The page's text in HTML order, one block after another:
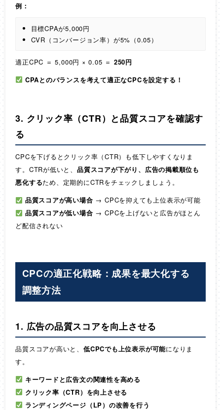
例：
目標CPAが5,000円
CVR（コンバージョン率）が5%（0.05）
適正CPC ＝ 5,000円 × 0.05 ＝ 250円
CPAとのバランスを考えて適正なCPCを設定する！
3. クリック率（CTR）と品質スコアを確認す
る
CPCを下げるとクリック率（CTR）も低下しやすくなりま
す。CTRが低いと、品質スコアが下がり、広告の掲載順位も
悪化するため、定期的にCTRをチェックしましょう。
品質スコアが高い場合 → CPCを抑えても上位表示が可能
品質スコアが低い場合 → CPCを上げないと広告がほとん
ど配信されない
CPCの適正化戦略：成果を最大化する
調整方法
1. 広告の品質スコアを向上させる
品質スコアが高いと、低CPCでも上位表示が可能になりま
す。
キーワードと広告文の関連性を高める
クリック率（CTR）を向上させる
ランディングページ（LP）の改善を行う